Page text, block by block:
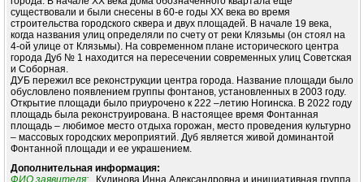
существовали и были снесены в 60-е годы ХХ века во время
строительства городского сквера и двух площадей. В начале 19 века,
когда названия улиц определяли по счету от реки Клязьмы (он стоял на
4-ой улице от Клязьмы). На современном плане исторического центра
города Дуб № 1 находится на пересечении современных улиц Советская
и Соборная.
ДУБ пережил все реконструкции центра города. Название площади было
обусловлено появлением группы фонтанов, установленных в 2003 году.
Открытие площади было приурочено к 222 –летию Ногинска. В 2022 году
площадь была реконструирована. В настоящее время Фонтанная
площадь – любимое место отдыха горожан, место проведения культурно
– массовых городских мероприятий. Дуб является живой доминантой
Фонтанной площади и ее украшением.
Дополнительная информация: